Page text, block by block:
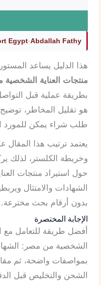
Abdallah Fathy
·
Egypt
هذا الدليل يساعد
منتجات العناية
بطريقة عملية قبل
هو تقليل المخاطر، توضيح
طلب شراء يمكن للمورد
وخريطة الكلستر، لذلك
حول استيراد منتجات
الشهادات والامتثال
بدون أرقام بحث مخترعة.
الإجابة المختصرة
أفضل طريقة للتعامل مع
الشخصية من مصر:
بمواصفات واضحة، ثم
الشحن والتخليص قبل